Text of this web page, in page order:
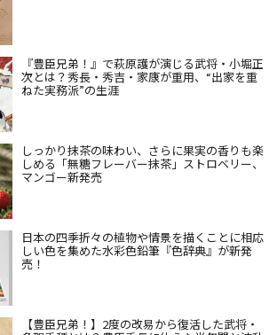
『豊臣兄弟！』で萩原護が演じる武将・小堀正
次とは？秀長・秀吉・家康が重用、“出家を重
ねた実務派”の生涯
しっかり抹茶の味わい、さらに果実の香りも楽
しめる「無糖フレーバー抹茶」ストロベリー、
マンゴー新発売
日本の四季折々の植物や情景を描くことに相応
しい色を集めた水彩色鉛筆『色辞典』が新発
売！
【豊臣兄弟！】2度の改易から復活した武将・